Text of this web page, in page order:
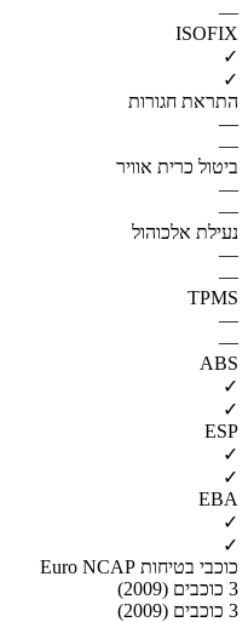
—
ISOFIX
✓
✓
התראת חגורות
—
—
ביטול כרית אוויר
—
—
נעילת אלכוהול
—
—
TPMS
—
—
ABS
✓
✓
ESP
✓
✓
EBA
✓
✓
כוכבי בטיחות Euro NCAP
3 כוכבים (2009)
3 כוכבים (2009)